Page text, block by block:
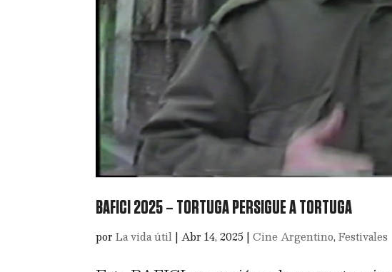
BAFICI 2025 – TORTUGA PERSIGUE A TORTUGA
porLa vida útil |Abr 14, 2025 |Cine Argentino,Festivales